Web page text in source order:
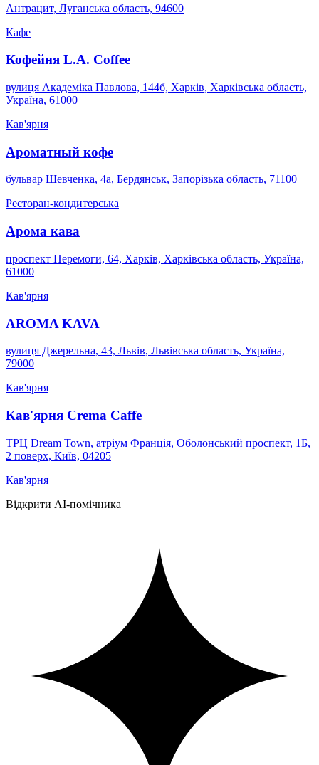
Антрацит, Луганська область, 94600
Кафе
Кофейня L.A. Coffee
вулиця Академіка Павлова, 144б, Харків, Харківська область,
Україна, 61000
Кав'ярня
Ароматный кофе
бульвар Шевченка, 4а, Бердянськ, Запорізька область, 71100
Ресторан-кондитерська
Арома кава
проспект Перемоги, 64, Харків, Харківська область, Україна,
61000
Кав'ярня
AROMA KAVA
вулиця Джерельна, 43, Львів, Львівська область, Україна,
79000
Кав'ярня
Кав'ярня Crema Caffe
ТРЦ Dream Town, атріум Франція, Оболонський проспект, 1Б,
2 поверх, Київ, 04205
Кав'ярня
Відкрити AI-помічника